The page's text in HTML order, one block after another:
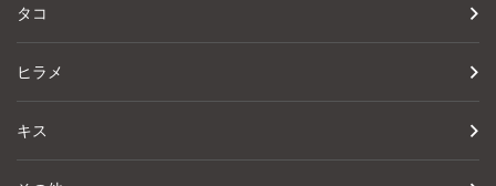
タコ
ヒラメ
キス